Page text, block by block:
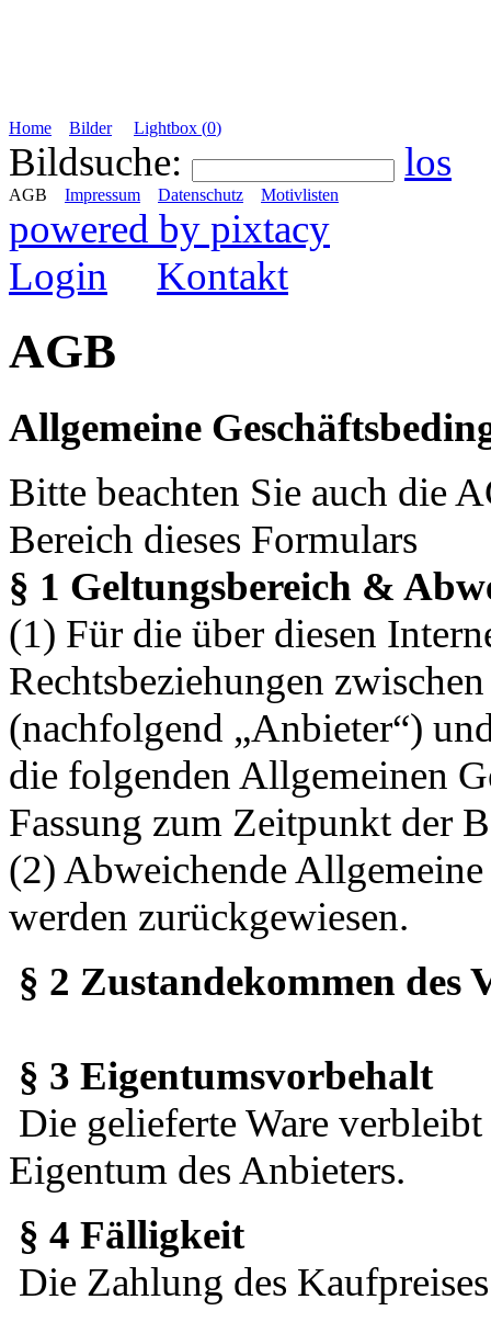
Home Bilder Lightbox (0)
Bildsuche: los
AGB Impressum Datenschutz Motivlisten
powered by pixtacy
Login
Kontakt
AGB
Allgemeine
Bitte beachten Sie auch die
Bereich dieses Formulars
§ 1 Geltungsbereich &
(1) Für die über diesen
Rechtsbeziehungen
(nachfolgend „Anbieter“)
die folgenden Allgemeinen
Fassung zum Zeitpunkt der
(2) Abweichende
werden zurückgewiesen.
§ 2 Zustandekommen des
§ 3 Eigentumsvorbehalt
Die gelieferte Ware
Eigentum des Anbieters.
§ 4 Fälligkeit
Die Zahlung des